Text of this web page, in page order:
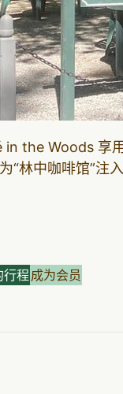
in the Woods 享
为“林中咖啡馆”注
行程 成为会员